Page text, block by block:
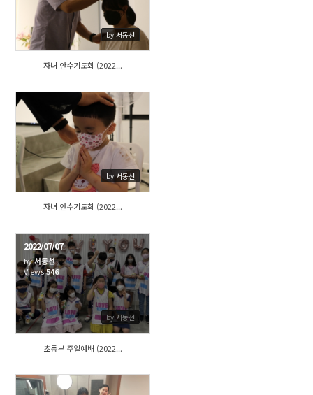
by 서동선
자녀 안수기도회 (2022...
by 서동선
496
자녀 안수기도회 (2022...
by 서동선
2022/07/07
by서동선
Views546
초등부 주일예배 (2022...